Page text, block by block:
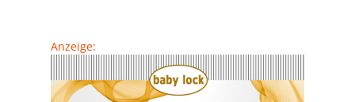
Anzeige: